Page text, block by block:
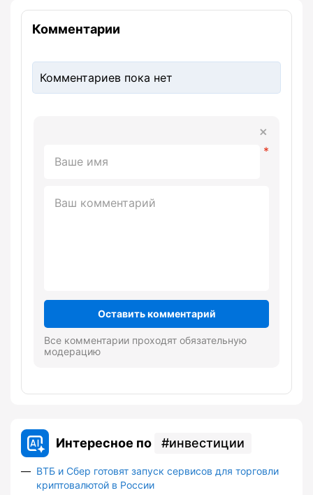
Комментарии
Комментариев пока нет
Оставить комментарий
Все комментарии проходят обязательную
модерацию
Интересное по инвестиции
ВТБ и Сбер готовят запуск сервисов для торговли
криптовалютой в России